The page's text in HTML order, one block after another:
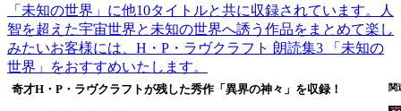
「未知の世界」に他10タイトルと共に収録されています。人
智を超えた宇宙世界と未知の世界へ誘う作品をまとめて楽し
みたいお客様には、H・P・ラヴクラフト 朗読集3 「未知の
世界」をおすすめいたします。
奇才H・P・ラヴクラフトが残した秀作「異界の神々」を収録！ 関